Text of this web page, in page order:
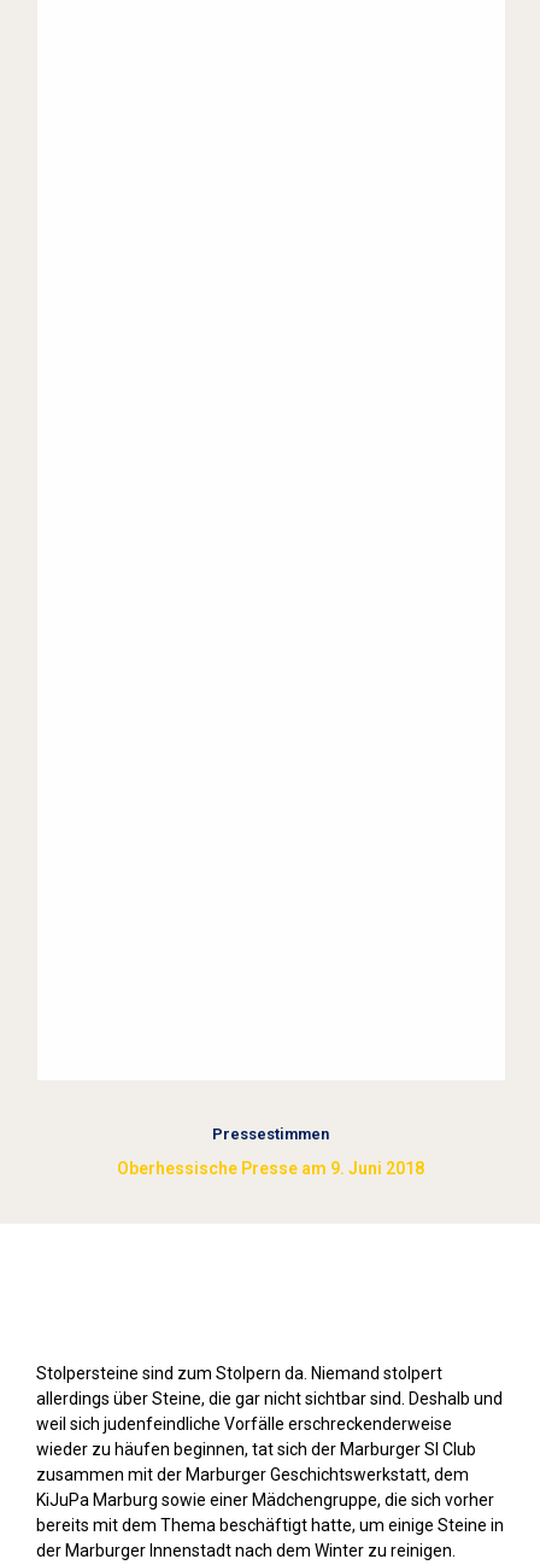
Pressestimmen
Oberhessische Presse am 9. Juni 2018
Stolpersteine sind zum Stolpern da. Niemand stolpert
allerdings über Steine, die gar nicht sichtbar sind. Deshalb und
weil sich judenfeindliche Vorfälle erschreckenderweise
wieder zu häufen beginnen, tat sich der Marburger SI Club
zusammen mit der Marburger Geschichtswerkstatt, dem
KiJuPa Marburg sowie einer Mädchengruppe, die sich vorher
bereits mit dem Thema beschäftigt hatte, um einige Steine in
der Marburger Innenstadt nach dem Winter zu reinigen.